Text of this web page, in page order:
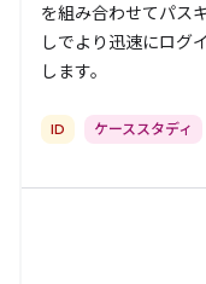
を組み合わせてパス
しでより迅速にログ
します。
ID ケーススタディ